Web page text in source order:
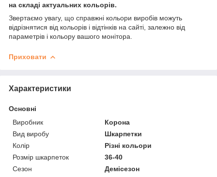
на складі актуальних кольорів.
Звертаємо увагу, що справжні кольори виробів можуть
відрізнятися від кольорів і відтінків на сайті, залежно від
параметрів і кольору вашого монітора.
Приховати
Характеристики
Основні
Виробник
Корона
Вид виробу
Шкарпетки
Колір
Різні кольори
Розмір шкарпеток
36-40
Сезон
Демісезон